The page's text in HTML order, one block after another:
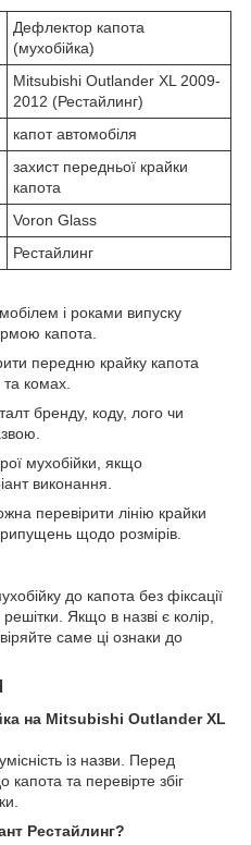
Дефлектор капота
(мухобійка)
Mitsubishi Outlander XL 2009-
2012 (Рестайлинг)
капот автомобіля
захист передньої крайки
капота
Voron Glass
Рестайлинг
і роками випуску
капота.
передню крайку капота
та комах.
бренду, коду, лого чи
мухобійки, якщо
виконання.
перевірити лінію крайки
щодо розмірів.
до капота без фіксації
Якщо в назві є колір,
саме ці ознаки до
на Mitsubishi Outlander XL
із назви. Перед
капота та перевірте збіг
Рестайлинг?